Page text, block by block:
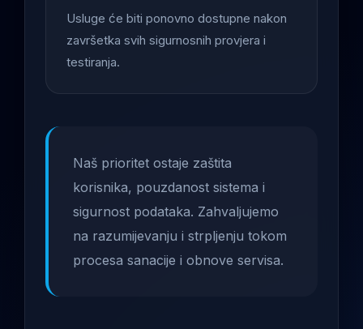
Usluge će biti ponovno dostupne nakon
završetka svih sigurnosnih provjera i
testiranja.
Naš prioritet ostaje zaštita
korisnika, pouzdanost sistema i
sigurnost podataka. Zahvaljujemo
na razumijevanju i strpljenju tokom
procesa sanacije i obnove servisa.